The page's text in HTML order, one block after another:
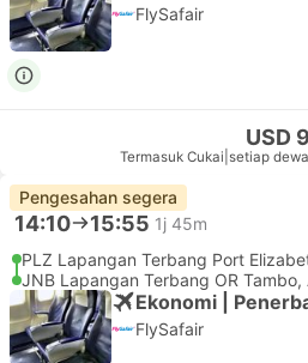
FlySafair
USD
Termasuk Cukai setiap
Pengesahan segera
14:10 15:55 1j 45m
PLZ Lapangan Terbang Port
JNB Lapangan Terbang OR Tambo,
Ekonomi |
FlySafair